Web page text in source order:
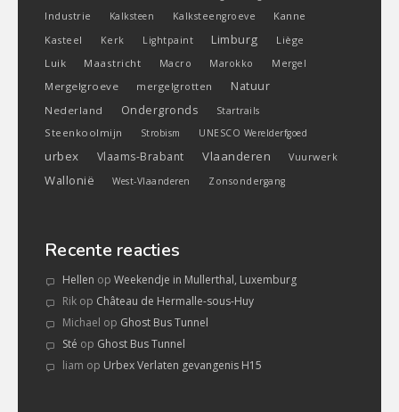
Industrie Kalksteen Kalksteengroeve
Kanne
Kasteel
Kerk Lightpaint Limburg
Liège
Luik
Maastricht Macro Marokko Mergel
Mergelgroeve mergelgrotten Natuur
Nederland Ondergronds Startrails
Steenkoolmijn Strobism UNESCO Werelderfgoed
urbex Vlaams-Brabant Vlaanderen Vuurwerk
Wallonië West-Vlaanderen Zonsondergang
Recente reacties
Hellen op Weekendje in Mullerthal, Luxemburg
Rik op Château de Hermalle-sous-Huy
Michael op Ghost Bus Tunnel
Sté op Ghost Bus Tunnel
liam op Urbex Verlaten gevangenis H15